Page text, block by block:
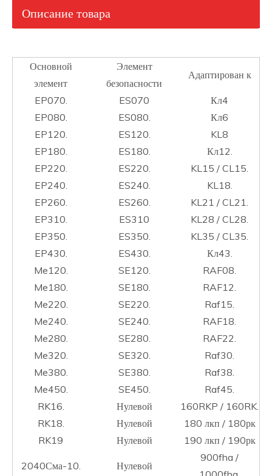
Описание товара
Основной
элемент
Элемент
безопасности
Адаптирован к
EP070. ES070
Кл4
EP080.
ES080.
Кл6
EP120.
ES120.
KL8
EP180.
ES180.
Кл12.
EP220.
ES220.
KL15 / CL15.
EP240.
ES240.
KL18.
EP260.
ES260.
KL21 / CL21.
EP310.
ES310
KL28 / CL28.
EP350.
ES350.
KL35 / CL35.
EP430.
ES430.
Кл43.
Me120.
SE120.
RAF08.
Me180.
SE180.
RAF12.
Me220.
SE220.
Raf15.
Me240.
SE240.
RAF18.
Me280.
SE280.
RAF22.
Me320.
SE320.
Raf30.
Me380.
SE380.
Raf38.
Me450.
SE450.
Raf45.
RK16.
Нулевой
160RKP / 160RK.
RK18.
Нулевой
180 лкп / 180рк
RK19
Нулевой 190 лкп / 190рк
2040Сма-10. Нулевой
900fha /